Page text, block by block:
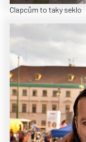
Clapcům to taky seklo